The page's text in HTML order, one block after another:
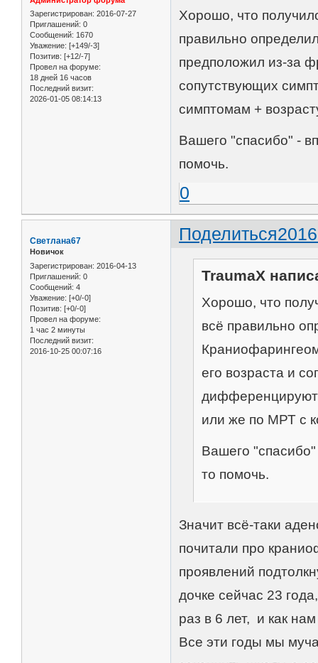
Зарегистрирован: 2016-07-27
Приглашений: 0
Сообщений: 1670
Уважение: [+149/-3]
Позитив: [+12/-7]
Провел на форуме:
18 дней 16 часов
Последний визит:
2026-01-05 08:14:13
Хорошо, что
правильно
предположил из-за
сопутствующих
симптомам +
Вашего "спасибо" -
помочь.
0
Поделиться
Светлана67
Новичок
Зарегистрирован: 2016-04-13
Приглашений: 0
Сообщений: 4
Уважение: [+0/-0]
Позитив: [+0/-0]
Провел на форуме:
1 час 2 минуты
Последний визит:
2016-10-25 00:07:16
TraumaX
Хорошо, что
всё правильно
его возраста и
дифференцируют
или же по МРТ с
Вашего
то помочь.
Значит всё-таки
почитали про
проявлений
дочке сейчас 23
раз в 6 лет, и как
Все эти годы мы